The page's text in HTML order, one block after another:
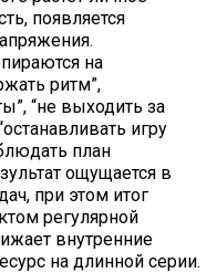
появляется
на
ритм”,
“не выходить за
игру
план
ощущается в
при этом итог
регулярной
внутренние
на длинной серии.